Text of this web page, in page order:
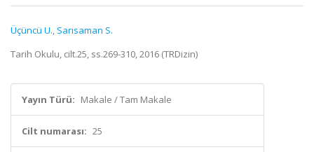
Üçüncü U., Sarısaman S.
Tarih Okulu, cilt.25, ss.269-310, 2016 (TRDizin)
Yayın Türü: Makale / Tam Makale
Cilt numarası: 25